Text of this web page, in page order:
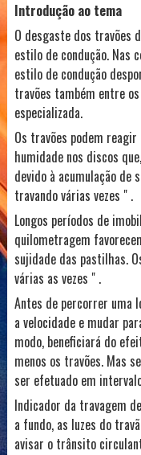
Introdução ao tema
O desgaste dos travões
estilo de condução. Nas
estilo de condução
travões também entre
especializada.
Os travões podem
humidade nos discos
devido à acumulação de
travando várias vezes " .
Longos períodos de
quilometragem
sujidade das pastilhas.
várias as vezes " .
Antes de percorrer uma
a velocidade e mudar
modo, beneficiará do
menos os travões. Mas
ser efetuado em
Indicador da travagem
a fundo, as luzes do
avisar o trânsito